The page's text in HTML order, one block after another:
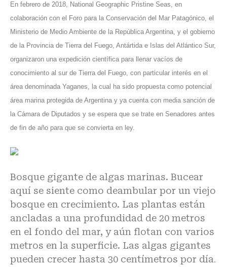
En febrero de 2018, National Geographic Pristine Seas, en
colaboración con el Foro para la Conservación del Mar Patagónico, el
Ministerio de Medio Ambiente de la República Argentina, y el gobierno
de la Provincia de Tierra del Fuego, Antártida e Islas del Atlántico Sur,
organizaron una expedición científica para llenar vacíos de
conocimiento al sur de Tierra del Fuego, con particular interés en el
área denominada Yaganes, la cual ha sido propuesta como potencial
área marina protegida de Argentina y ya cuenta con media sanción de
la Cámara de Diputados y se espera que se trate en Senadores antes
de fin de año para que se convierta en ley.
Bosque gigante de algas marinas. Bucear
aquí se siente como deambular por un viejo
bosque en crecimiento. Las plantas están
ancladas a una profundidad de 20 metros
en el fondo del mar, y aún flotan con varios
metros en la superficie. Las algas gigantes
pueden crecer hasta 30 centímetros por día.